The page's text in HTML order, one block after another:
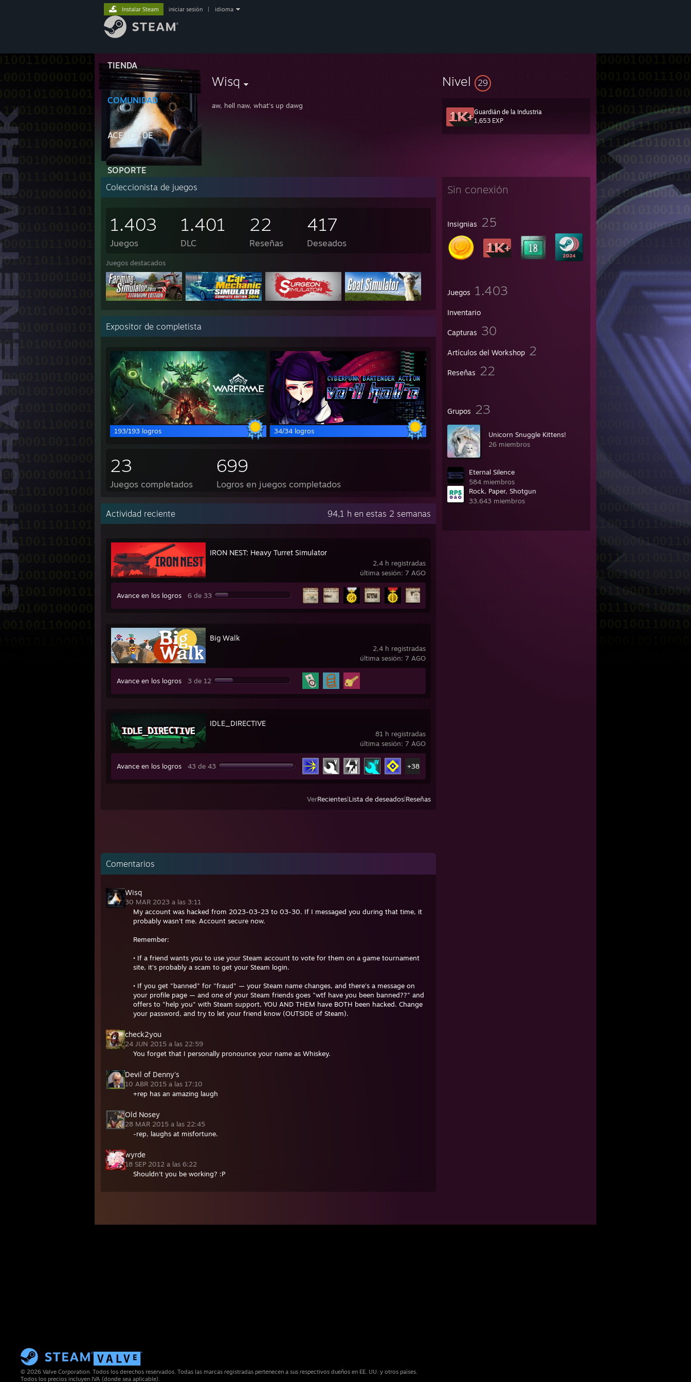
TIENDA
COMUNIDAD
ACERCA DE
SOPORTE
Instalar Steam iniciar sesión idioma
Wisq
aw, hell naw, what's up dawg
Nivel 29
Guardián de la Industria
1,653 EXP
Sin conexión
Insignias 25
Juegos 1.403
Inventario
Capturas 30
Artículos del Workshop 2
Reseñas 22
Grupos 23
Unicorn Snuggle Kittens!
26 miembros
Eternal Silence
584 miembros
Rock, Paper, Shotgun
33.643 miembros
Coleccionista de juegos
1.403
Juegos
1.401
DLC
22
Reseñas
417
Deseados
Juegos destacados
Expositor de completista
193/193 logros 34/34 logros
23
Juegos completados
699
Logros en juegos completados
Actividad reciente 94,1 h en estas 2 semanas
2,4 h registradas
última sesión: 7 AGO
IRON NEST: Heavy Turret Simulator
Avance en los logros 6 de 33
2,4 h registradas
última sesión: 7 AGO
Big Walk
Avance en los logros 3 de 12
81 h registradas
última sesión: 7 AGO
IDLE_DIRECTIVE
Avance en los logros 43 de 43 +38
VerRecientes Lista de deseados Reseñas
Comentarios
Wisq
30 MAR 2023 a las 3:11
My account was hacked from 2023-03-23 to 03-30. If I messaged you during that time, it
probably wasn't me. Account secure now.
Remember:
• If a friend wants you to use your Steam account to vote for them on a game tournament
site, it's probably a scam to get your Steam login.
• If you get "banned" for "fraud" — your Steam name changes, and there's a message on
your profile page — and one of your Steam friends goes "wtf have you been banned??" and
offers to "help you" with Steam support, YOU AND THEM have BOTH been hacked. Change
your password, and try to let your friend know (OUTSIDE of Steam).
check2you
24 JUN 2015 a las 22:59
You forget that I personally pronounce your name as Whiskey.
Devil of Denny's
10 ABR 2015 a las 17:10
+rep has an amazing laugh
Old Nosey
28 MAR 2015 a las 22:45
-rep, laughs at misfortune.
wyrde
18 SEP 2012 a las 6:22
Shouldn't you be working? :P
© 2026 Valve Corporation. Todos los derechos reservados. Todas las marcas registradas pertenecen a sus respectivos dueños en EE. UU. y otros países.
Todos los precios incluyen IVA (donde sea aplicable).